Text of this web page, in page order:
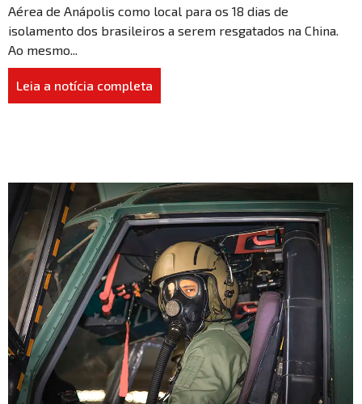
Aérea de Anápolis como local para os 18 dias de
isolamento dos brasileiros a serem resgatados na China.
Ao mesmo...
Leia a notícia completa